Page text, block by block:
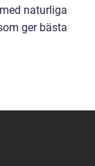
naturliga
ger bästa